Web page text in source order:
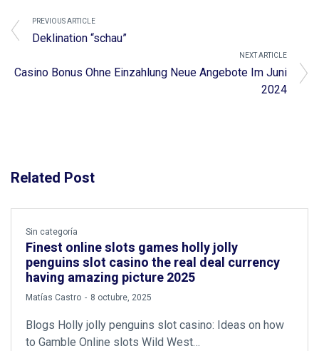
PREVIOUS ARTICLE
Deklination “schau”
NEXT ARTICLE
Casino Bonus Ohne Einzahlung Neue Angebote Im Juni
2024
Related Post
Sin categoría
Finest online slots games holly jolly
penguins slot casino the real deal currency
having amazing picture 2025
by
Matías Castro 8 octubre, 2025
Blogs Holly jolly penguins slot casino: Ideas on how
to Gamble Online slots Wild West…